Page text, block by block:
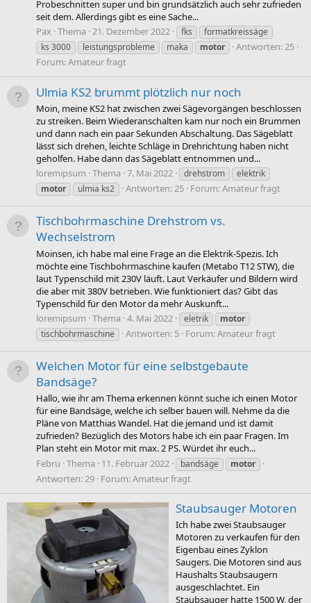
Probeschnitten super und bin grundsätzlich auch sehr zufrieden
seit dem. Allerdings gibt es eine Sache...
Pax Thema 21. Dezember 2022 fks
formatkreissäge
ks 3000
leistungsprobleme maka motor
Antworten: 25
Forum:Amateur fragt
Ulmia KS2 brummt plötzlich nur noch
Moin, meine KS2 hat zwischen zwei Sägevorgängen beschlossen
zu streiken. Beim Wiederanschalten kam nur noch ein Brummen
und dann nach ein paar Sekunden Abschaltung. Das Sägeblatt
lässt sich drehen, leichte Schläge in Drehrichtung haben nicht
geholfen. Habe dann das Sägeblatt entnommen und...
loremipsum Thema 7. Mai 2022 drehstrom
elektrik
motor
ulmia ks2 Antworten: 25 Forum:Amateur fragt
Tischbohrmaschine Drehstrom vs.
Wechselstrom
Moinsen, ich habe mal eine Frage an die Elektrik-Spezis. Ich
möchte eine Tischbohrmaschine kaufen (Metabo T12 STW), die
laut Typenschild mit 230V läuft. Laut Verkäufer und Bildern wird
die aber mit 380V betrieben. Wie funktioniert das? Gibt das
Typenschild für den Motor da mehr Auskunft...
loremipsum Thema 4. Mai 2022 eletrik
motor
tischbohrmaschine
Antworten: 5 Forum:Amateur fragt
Welchen Motor für eine selbstgebaute
Bandsäge?
Hallo, wie ihr am Thema erkennen könnt suche ich einen Motor
für eine Bandsäge, welche ich selber bauen will. Nehme da die
Pläne von Matthias Wandel. Hat die jemand und ist damit
zufrieden? Bezüglich des Motors habe ich ein paar Fragen. Im
Plan steht ein Motor mit max. 2 PS. Würdet ihr euch...
Febru Thema 11. Februar 2022 bandsäge motor
Antworten: 29 Forum:Amateur fragt
Staubsauger Motoren
Ich habe zwei Staubsauger
Motoren zu verkaufen für den
Eigenbau eines Zyklon
Saugers. Die Motoren sind aus
Haushalts Staubsaugern
ausgeschlachtet. Ein
Staubsauger hatte 1500 W, der